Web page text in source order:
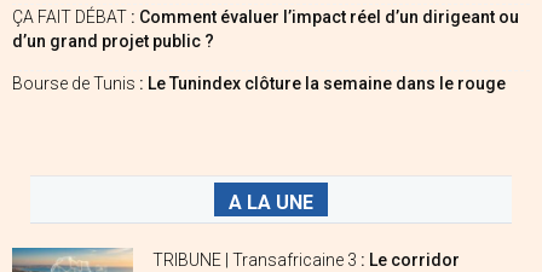
ÇA FAIT DÉBAT : Comment évaluer l’impact réel d’un dirigeant ou
d’un grand projet public ?
Bourse de Tunis : Le Tunindex clôture la semaine dans le rouge
A LA UNE
TRIBUNE | Transafricaine 3 : Le corridor